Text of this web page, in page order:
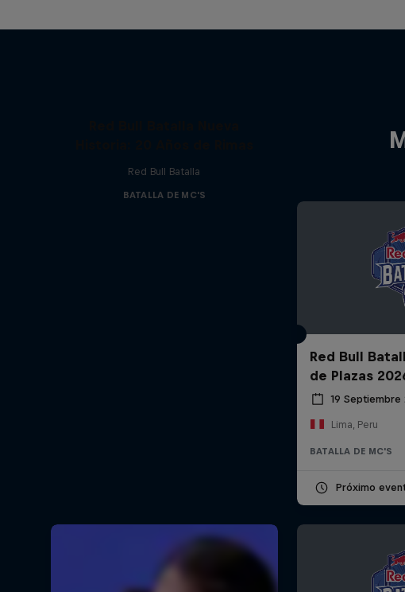
Red Bull Batalla
BATALLA DE MC'S
Red Bull
de Plazas
19 Septiembre
Lima, Peru
BATALLA DE MC'S
Próximo